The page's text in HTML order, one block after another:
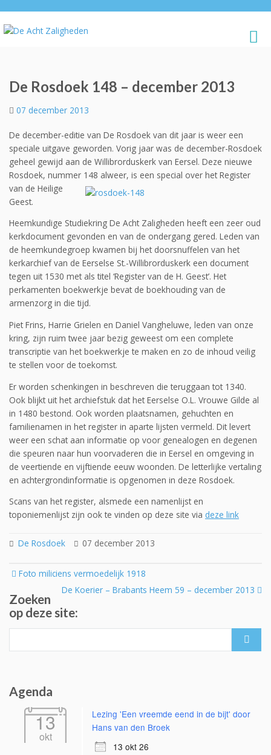
De Rosdoek 148 – december 2013
07 december 2013
De december-editie van De Rosdoek van dit jaar is weer een
speciale uitgave geworden. Vorig jaar was de december-Rosdoek
geheel gewijd aan de Willibrorduskerk van Eersel. Deze nieuwe
Rosdoek, nummer 148 alweer, is een special over het Register
van de Heilige
Geest.
Heemkundige Studiekring De Acht Zaligheden heeft een zeer oud
kerkdocument gevonden en van de ondergang gered. Leden van
de heemkundegroep kwamen bij het doorsnuffelen van het
kerkarchief van de Eerselse St.-Willibrorduskerk een document
tegen uit 1530 met als titel ‘Register van de H. Geest’. Het
perkamenten boekwerkje bevat de boekhouding van de
armenzorg in die tijd.
Piet Frins, Harrie Grielen en Daniel Vangheluwe, leden van onze
kring, zijn ruim twee jaar bezig geweest om een complete
transcriptie van het boekwerkje te maken en zo de inhoud veilig
te stellen voor de toekomst.
Er worden schenkingen in beschreven die teruggaan tot 1340.
Ook blijkt uit het archiefstuk dat het Eerselse O.L. Vrouwe Gilde al
in 1480 bestond. Ook worden plaatsnamen, gehuchten en
familienamen in het register in aparte lijsten vermeld. Dit levert
weer een schat aan informatie op voor genealogen en degenen
die speuren naar hun voorvaderen die in Eersel en omgeving in
de veertiende en vijftiende eeuw woonden. De letterlijke vertaling
en achtergrondinformatie is opgenomen in deze Rosdoek.
Scans van het register, alsmede een namenlijst en
toponiemenlijst zijn ook te vinden op deze site via deze link
De Rosdoek 07 december 2013
Post
navigation
Foto miliciens vermoedelijk 1918
De Koerier – Brabants Heem 59 – december 2013
Zoeken
op deze site:
Agenda
13
okt
Lezing 'Een vreemde eend in de bijt' door
Hans van den Broek
13 okt 26